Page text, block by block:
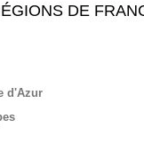
DE
d'Azur